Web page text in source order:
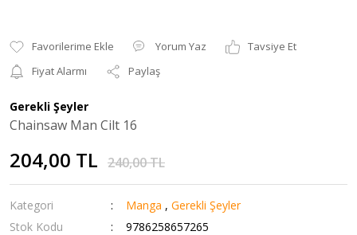
Yorum Yaz
Tavsiye Et
Fiyat Alarmı
Paylaş
Gerekli Şeyler
Chainsaw Man Cilt 16
204,00 TL 240,00 TL
Kategori Manga ,Gerekli Şeyler
Stok Kodu
9786258657265